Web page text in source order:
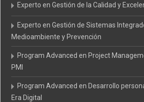
Experto en Gestión de la Calidad y
Experto en Gestión de Sistemas
Medioambiente y Prevención
Program Advanced en Project
PMI
Program Advanced en Desarrollo
Era Digital